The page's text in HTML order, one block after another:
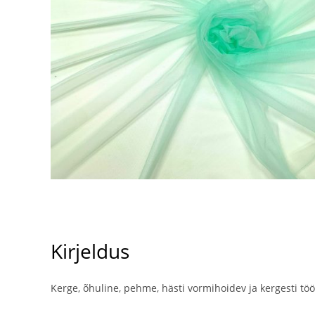
Kirjeldus
Kerge, õhuline, pehme, hästi vormihoidev ja kergesti